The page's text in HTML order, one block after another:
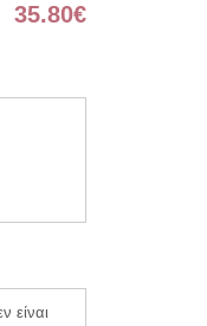
35.80€
είναι